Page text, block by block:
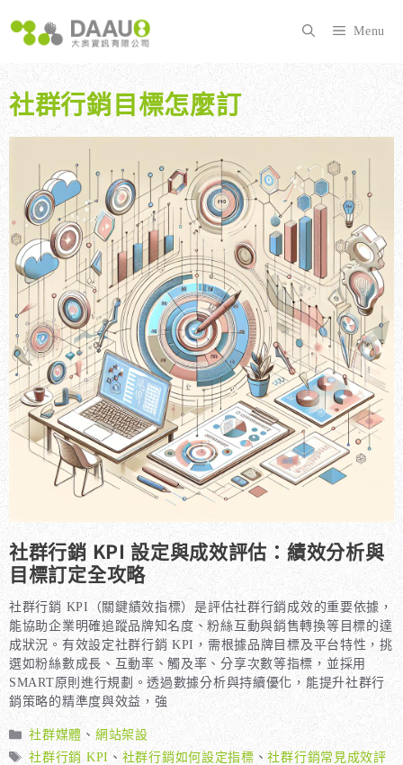
至
內
容
Menu
社群行銷目標怎麼訂
社群行銷 KPI 設定與成效評估：績效分析與
目標訂定全攻略
社群行銷 KPI（關鍵績效指標）是評估社群行銷成效的重要依據，
能協助企業明確追蹤品牌知名度、粉絲互動與銷售轉換等目標的達
成狀況。有效設定社群行銷 KPI，需根據品牌目標及平台特性，挑
選如粉絲數成長、互動率、觸及率、分享次數等指標，並採用
SMART原則進行規劃。透過數據分析與持續優化，能提升社群行
銷策略的精準度與效益，強
分
類
社群媒體 、 網站架設
標
社群行銷 KPI 、 社群行銷如何設定指標 、社群行銷常見成效評